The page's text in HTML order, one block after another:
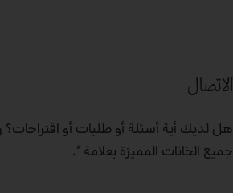
الاتصال
هل لديك أية أسئلة أو طلبات أو
جميع الخانات المميزة بعلامة *.